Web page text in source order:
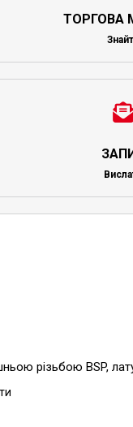
ТОРГОВА
різьбою BSP,